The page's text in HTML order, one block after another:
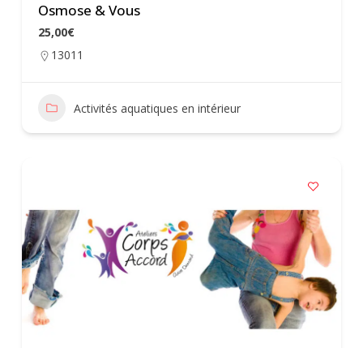
Osmose & Vous
25,00€
13011
Activités aquatiques en intérieur